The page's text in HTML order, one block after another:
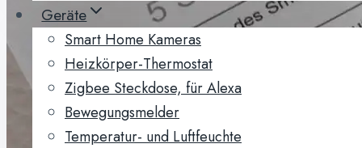
Geräte
Smart Home Kameras
Heizkörper-Thermostat
Zigbee Steckdose, für Alexa
Bewegungsmelder
Temperatur- und Luftfeuchte